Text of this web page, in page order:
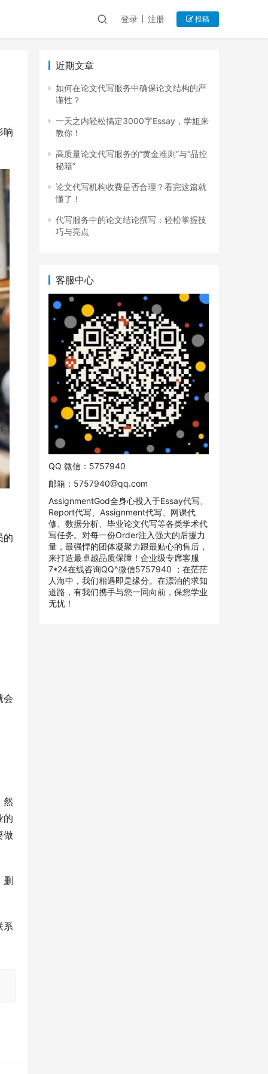
登录 注册 投稿
响
的
会
然
的
做
删
系
近期文章
如何在论文代写服务中确保论文结构的严
谨性？
一天之内轻松搞定3000字Essay，学姐来
教你！
高质量论文代写服务的“黄金准则”与“品控
秘籍”
论文代写机构收费是否合理？看完这篇就
懂了！
代写服务中的论文结论撰写：轻松掌握技
巧与亮点
客服中心
QQ 微信：5757940
邮箱： 5757940@qq.com
AssignmentGod全身心投入于Essay代写、
Report代写、Assignment代写、网课代
修、数据分析、毕业论文代写等各类学术代
写任务。对每一份Order注入强大的后援力
量，最强悍的团体凝聚力跟最贴心的售后，
来打造最卓越品质保障！企业级专席客服
7*24在线咨询QQ^微信5757940 ；在茫茫
人海中，我们相遇即是缘分。在漂泊的求知
道路，有我们携手与您一同向前，保您学业
无忧！